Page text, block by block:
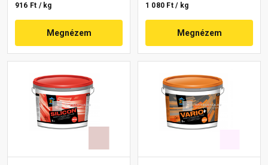
916 Ft / kg
Megnézem
1 080 Ft / kg
Megnézem